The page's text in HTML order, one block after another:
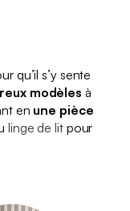
qu’il s’y sente
modèles à
en une pièce
linge de litpour